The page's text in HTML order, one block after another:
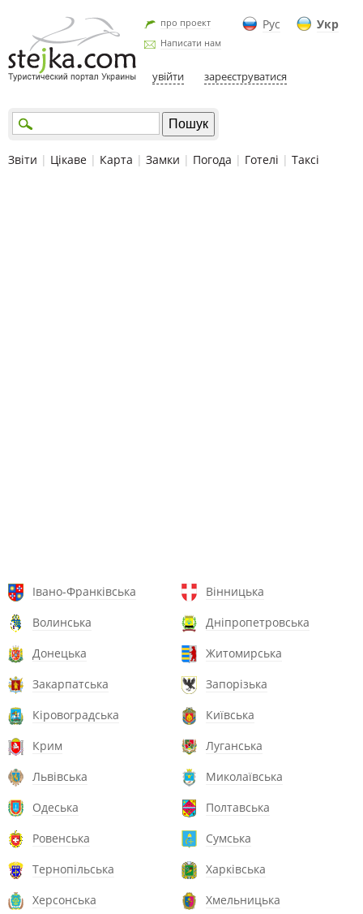
Рус Укр
про проект
Написати нам
увійти зареєструватися
Звіти | Цікаве | Карта | Замки | Погода | Готелі | Таксі
Івано-Франківська
Вінницька
Волинська
Дніпропетровська
Донецька
Житомирська
Закарпатська
Запорізька
Кіровоградська
Київська
Крим
Луганська
Львівська
Миколаївська
Одеська
Полтавська
Ровенська
Сумська
Тернопільська
Харківська
Херсонська
Хмельницька